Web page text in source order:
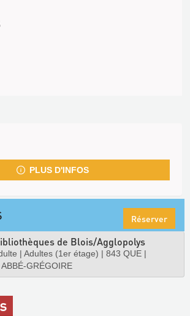
PLUS D'INFOS
Réserver
de Blois/Agglopolys
| Adultes (1er étage) | 843 QUE |
GRÉGOIRE